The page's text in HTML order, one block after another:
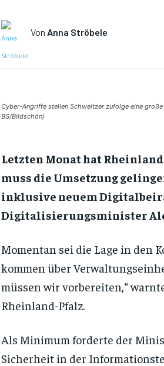
Von Anna Ströbele
Cyber-Angriffe stellen Schweitzer zufolge eine
BS/Bildschön)
Letzten Monat hat
muss die Umsetzung
inklusive neuem
Digitalisierungsminister
Momentan sei die Lage in den
kommen über
müssen wir vorbereiten,“
Rheinland-Pfalz.
Als Minimum forderte der
Sicherheit in der